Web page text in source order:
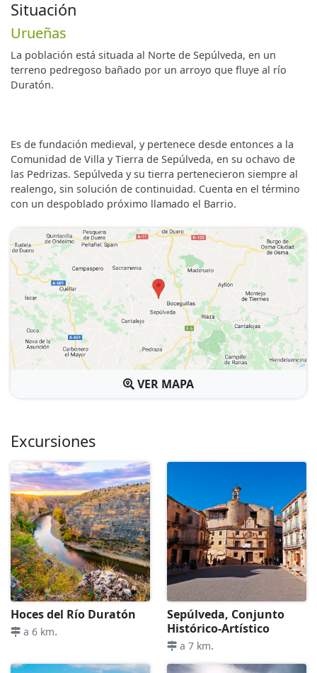
Situación
Urueñas
La población está situada al Norte de Sepúlveda, en un
terreno pedregoso bañado por un arroyo que fluye al río
Duratón.
Es de fundación medieval, y pertenece desde entonces a la
Comunidad de Villa y Tierra de Sepúlveda, en su ochavo de
las Pedrizas. Sepúlveda y su tierra pertenecieron siempre al
realengo, sin solución de continuidad. Cuenta en el término
con un despoblado próximo llamado el Barrio.
VER MAPA
Excursiones
Hoces del Río Duratón
a 6 km.
Sepúlveda, Conjunto
Histórico-Artístico
a 7 km.